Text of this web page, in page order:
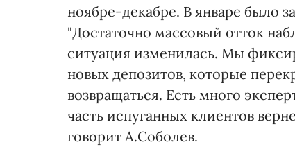
ноябре-декабре. В январе было
"Достаточно массовый отток
ситуация изменилась. Мы
новых депозитов, которые
возвращаться. Есть много
часть испуганных клиентов
говорит А.Соболев.